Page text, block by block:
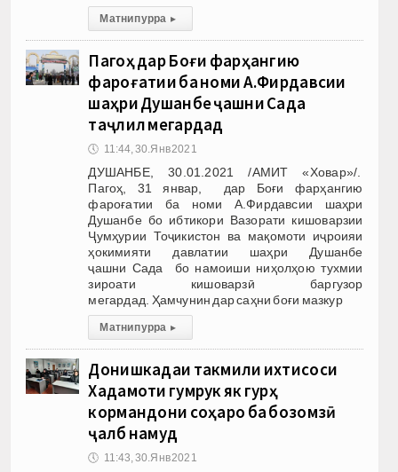
Матни пурра ▸
Пагоҳ дар Боғи фарҳангию
фароғатии ба номи А.Фирдавсии
шаҳри Душанбе ҷашни Сада
таҷлил мегардад
🕔 11:44, 30.Янв 2021
ДУШАНБЕ, 30.01.2021 /АМИТ «Ховар»/.
Пагоҳ, 31 январ, дар Боғи фарҳангию
фароғатии ба номи А.Фирдавсии шаҳри
Душанбе бо ибтикори Вазорати кишоварзии
Ҷумҳурии Тоҷикистон ва мақомоти иҷроияи
ҳокимияти давлатии шаҳри Душанбе
ҷашни Сада бо намоиши ниҳолҳою тухмии
зироати кишоварзӣ баргузор
мегардад. Ҳамчунин дар саҳни боғи мазкур
Матни пурра ▸
Донишкадаи такмили ихтисоси
Хадамоти гумрук як гурӯҳ
кормандони соҳаро ба бозомӯзӣ
ҷалб намуд
🕔 11:43, 30.Янв 2021